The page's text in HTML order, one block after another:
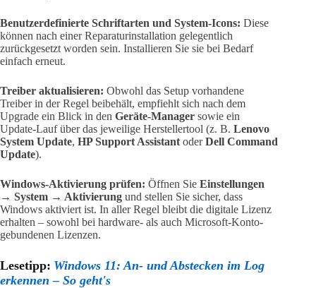
Benutzerdefinierte Schriftarten und System-Icons: Diese
können nach einer Reparaturinstallation gelegentlich
zurückgesetzt worden sein. Installieren Sie sie bei Bedarf
einfach erneut.
Treiber aktualisieren: Obwohl das Setup vorhandene
Treiber in der Regel beibehält, empfiehlt sich nach dem
Upgrade ein Blick in den Geräte-Manager sowie ein
Update-Lauf über das jeweilige Herstellertool (z. B. Lenovo
System Update, HP Support Assistant oderDell Command
Update).
Windows-Aktivierung prüfen: Öffnen Sie Einstellungen
→ System → Aktivierung und stellen Sie sicher, dass
Windows aktiviert ist. In aller Regel bleibt die digitale Lizenz
erhalten – sowohl bei hardware- als auch Microsoft-Konto-
gebundenen Lizenzen.
Lesetipp: Windows 11: An- und Abstecken im Log
erkennen – So geht's